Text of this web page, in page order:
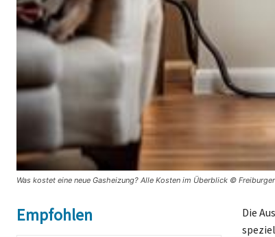
Was kostet eine neue Gasheizung? Alle Kosten im Überblick ©
Empfohlen
Die